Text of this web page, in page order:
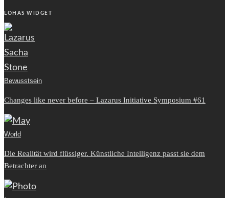
LOHAS WIDGET
Bewusstsein
Changes like never before – Lazarus Initiative Symposium #61
World
Die Realität wird flüssiger. Künstliche Intelligenz passt sie dem
Betrachter an